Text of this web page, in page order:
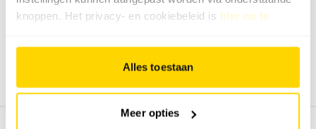
knoppen. Het privacy- en cookiebeleid is hier na te
Alles toestaan
Meer opties
MELD U AAN VOOR ONZE
NIEUWSBRIEF
Tip de redactie
Bekijk hier de mogelijkheden.